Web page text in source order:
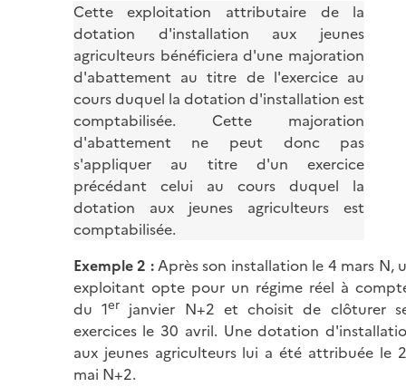
Cette exploitation attributaire de la
dotation d'installation aux jeunes
agriculteurs bénéficiera d'une majoration
d'abattement au titre de l'exercice au
cours duquel la dotation d'installation est
comptabilisée. Cette majoration
d'abattement ne peut donc pas
s'appliquer au titre d'un exercice
précédant celui au cours duquel la
dotation aux jeunes agriculteurs est
comptabilisée.
Exemple 2 :Après son installation le 4 mars N,
exploitant opte pour un régime réel à
du 1er janvier N+2 et choisit de clôturer
exercices le 30 avril. Une dotation
aux jeunes agriculteurs lui a été attribuée le
mai N+2.